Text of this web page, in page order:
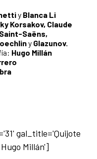
y Blanca Li
Korsakov, Claude
Saëns,
y Glazunov.
Hugo Millán
gal_title='Quijote
Millán']